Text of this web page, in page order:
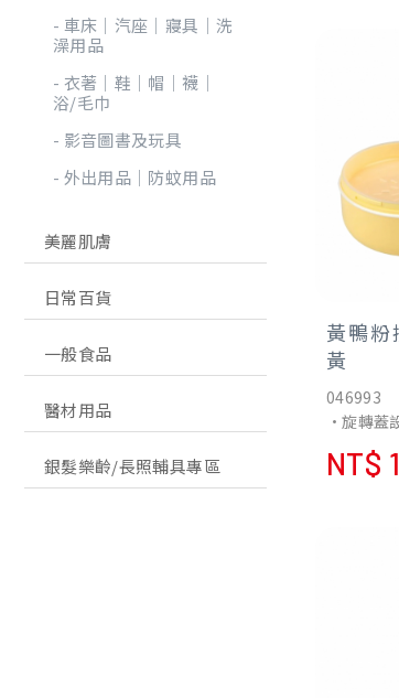
車床│汽座│寢具│洗
澡用品
衣著│鞋│帽│襪│
浴/毛巾
影音圖書及玩具
外出用品│防蚊用品
美麗肌膚
日常百貨
一般食品
醫材用品
銀髮樂齡/長照輔具專區
黃鴨
黃
046993
•旋轉蓋
易倒出。
•隔層設
NT$